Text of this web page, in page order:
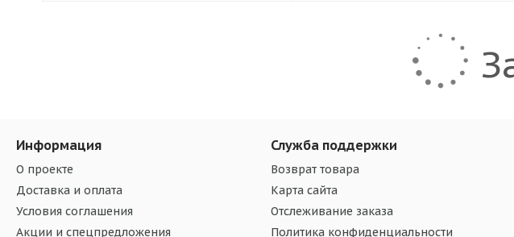
Информация
О проекте
Доставка и оплата
Условия соглашения
Акции и спецпредложения
Служба поддержки
Возврат товара
Карта сайта
Отслеживание заказа
Политика конфиденциальности